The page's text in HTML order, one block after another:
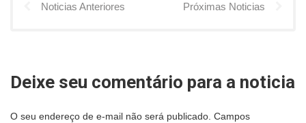
Noticias Anteriores Próximas Noticias
Deixe seu comentário para a noticia
O seu endereço de e-mail não será publicado. Campos